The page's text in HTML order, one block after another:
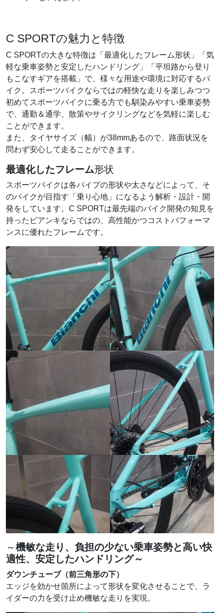
C SPORTの魅力と特徴
C SPORTの大きな特徴は「最適化したフレーム形状」「気
軽な乗車姿勢と安定したハンドリング」「平坦路から登り
もこなすギアを搭載」で、様々な用途や環境に対応するバ
イク。スポーツバイクならではの軽快な走りを楽しみつつ
初めてスポーツバイクに乗る方でも馴染みやすい乗車姿勢
で、通勤＆通学、散策やサイクリングなどを気軽に楽しむ
ことができます。
また、タイヤサイズ（幅）が38mmあるので、路面状況を
問わず安心して走ることができます。
最適化したフレーム形状
スポーツバイクは各パイプの形状や太さなどによって、そ
のバイクが目指す「乗り心地」になるよう解析・設計・開
発をしています。C SPORTは最先端のバイク開発の知見を
持ったビアンキならではの、高性能かつコストパフォーマ
ンスに優れたフレームです。
～機敏な走り、負担の少ない乗車姿勢と高い快
適性、安定したハンドリング～
ダウンチューブ（前三角形の下）
エッジを効かせ箇所によって形状を変化させることで、ラ
イダーの力を受け止め機敏な走りを実現。